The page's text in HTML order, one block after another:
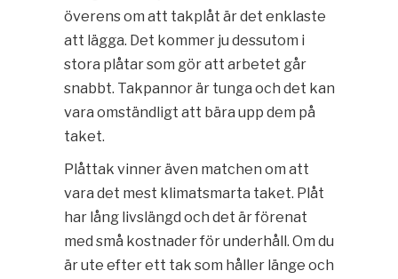
överens om att takplåt är det enklaste
att lägga. Det kommer ju dessutom i
stora plåtar som gör att arbetet går
snabbt. Takpannor är tunga och det kan
vara omständligt att bära upp dem på
taket.
Plåttak vinner även matchen om att
vara det mest klimatsmarta taket. Plåt
har lång livslängd och det är förenat
med små kostnader för underhåll. Om du
är ute efter ett tak som håller länge och